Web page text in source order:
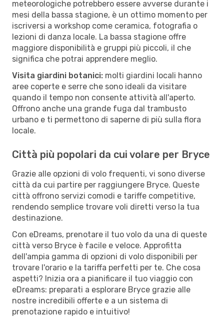
meteorologiche potrebbero essere avverse durante i
mesi della bassa stagione, è un ottimo momento per
iscriversi a workshop come ceramica, fotografia o
lezioni di danza locale. La bassa stagione offre
maggiore disponibilità e gruppi più piccoli, il che
significa che potrai apprendere meglio.
Visita giardini botanici: molti giardini locali hanno
aree coperte e serre che sono ideali da visitare
quando il tempo non consente attività all'aperto.
Offrono anche una grande fuga dal trambusto
urbano e ti permettono di saperne di più sulla flora
locale.
Città più popolari da cui volare per Bryce
Grazie alle opzioni di volo frequenti, vi sono diverse
città da cui partire per raggiungere Bryce. Queste
città offrono servizi comodi e tariffe competitive,
rendendo semplice trovare voli diretti verso la tua
destinazione.
Con eDreams, prenotare il tuo volo da una di queste
città verso Bryce è facile e veloce. Approfitta
dell'ampia gamma di opzioni di volo disponibili per
trovare l'orario e la tariffa perfetti per te. Che cosa
aspetti? Inizia ora a pianificare il tuo viaggio con
eDreams: preparati a esplorare Bryce grazie alle
nostre incredibili offerte e a un sistema di
prenotazione rapido e intuitivo!